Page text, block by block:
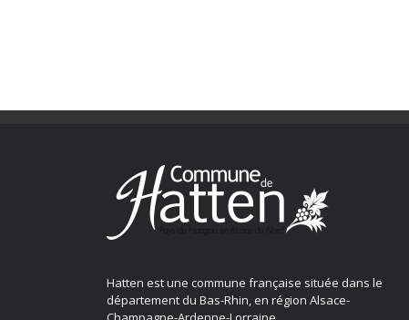
Hatten est une commune française située dans le
département du Bas-Rhin, en région Alsace-